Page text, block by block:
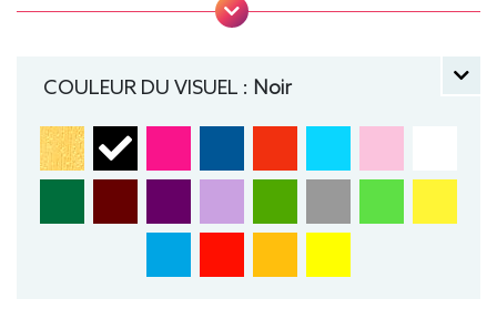
Ringer, Tee-shirt, manche courte, Léger, Homme,
COULEUR DU VISUEL : Noir